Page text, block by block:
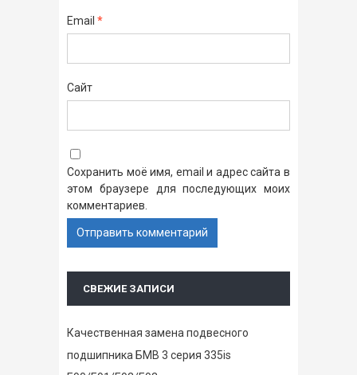
Email *
Сайт
Сохранить моё имя, email и адрес сайта в
этом браузере для последующих моих
комментариев.
СВЕЖИЕ ЗАПИСИ
Качественная замена подвесного
подшипника БМВ 3 серия 335is